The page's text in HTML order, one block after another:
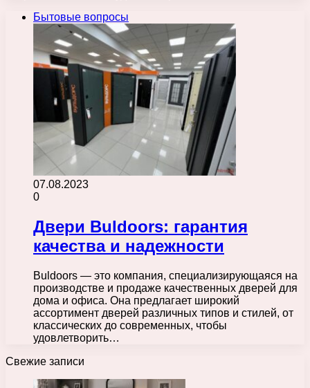
Бытовые вопросы
07.08.2023
0
Двери Buldoors: гарантия
качества и надежности
Buldoors — это компания, специализирующаяся на
производстве и продаже качественных дверей для
дома и офиса. Она предлагает широкий
ассортимент дверей различных типов и стилей, от
классических до современных, чтобы
удовлетворить…
Свежие записи